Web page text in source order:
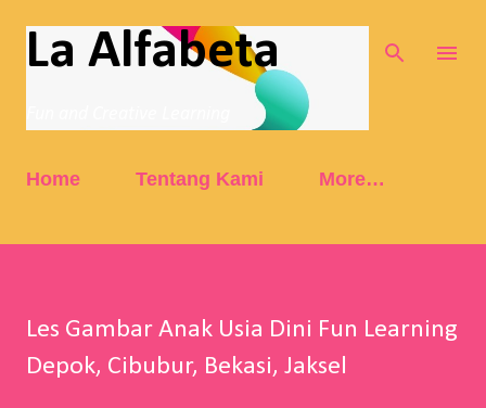
Skip to main content
La Alfabeta
Home Tentang Kami More…
Les Gambar Anak Usia Dini Fun Learning
Depok, Cibubur, Bekasi, Jaksel